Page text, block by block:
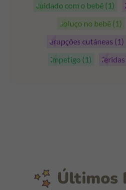
cuidado com o bebê (1)
soluço no bebê (1)
erupções cutáneas (1)
impetigo (1)
Últimos